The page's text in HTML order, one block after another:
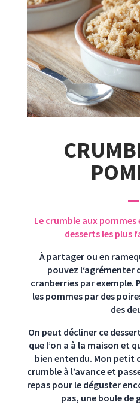
Le crumble aux pommes
desserts les plus
À partager ou en
pouvez l‘agrémenter
cranberries par exemple.
les pommes par des
des
On peut décliner ce
que l’on a à la maison et
bien entendu. Mon petit
crumble à l’avance et
repas pour le déguster
pas, une boule de